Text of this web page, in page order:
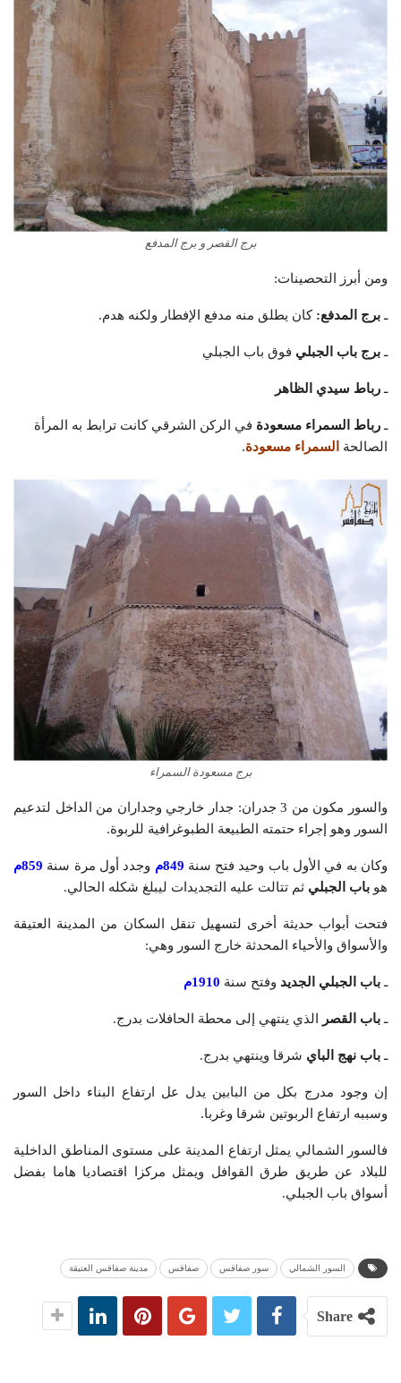
برج القصر و برج المدفع
ومن أبرز التحصينات:
ـبرج المدفع: كان يطلق منه مدفع الإفطار ولكنه هدم.
ـبرج باب الجبلي فوق باب الجبلي
ـرباط سيدي الظاهر
ـرباط السمراء مسعودة في الركن الشرقي كانت ترابط به المرأة
الصالحة السمراء مسعودة.
برج مسعودة السمراء
والسور مكون من 3 جدران: جدار خارجي وجداران من الداخل لتدعيم
السور وهو إجراء حتمته الطبيعة الطبوغرافية للربوة.
وكان به في الأول باب وحيد فتح سنة 849م وجدد أول مرة سنة 859م
هو باب الجبلي ثم تتالت عليه التجديدات ليبلغ شكله الحالي.
فتحت أبواب حديثة أخرى لتسهيل تنقل السكان من المدينة العتيقة
والأسواق والأحياء المحدثة خارج السور وهي:
ـ باب الجبلي الجديد وفتح سنة 1910م
ـ باب القصر الذي ينتهي إلى محطة الحافلات بدرج.
ـ باب نهج الباي شرقا وينتهي بدرج.
إن وجود مدرج بكل من البابين يدل عل ارتفاع البناء داخل السور
وسببه ارتفاع الربوتين شرقا وغربا.
فالسور الشمالي يمثل ارتفاع المدينة على مستوى المناطق الداخلية
للبلاد عن طريق طرق القوافل ويمثل مركزا اقتصاديا هاما بفضل
أسواق باب الجبلي.
السور الشمالي سور صفاقس صفاقس مدينة صفاقس العتيقة
Share